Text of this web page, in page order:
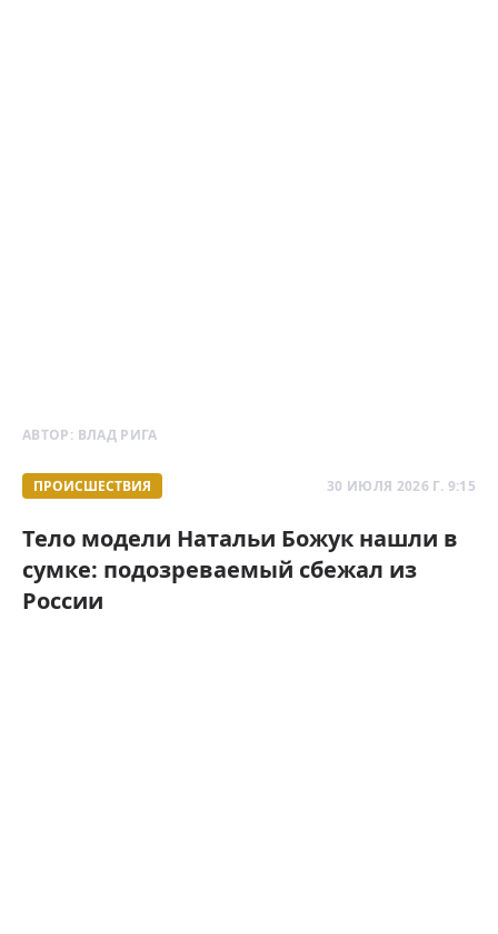
АВТОР: ВЛАД РИГА
ПРОИСШЕСТВИЯ 30 ИЮЛЯ 2026 Г. 9:15
Тело модели Натальи Божук нашли в
сумке: подозреваемый сбежал из
России